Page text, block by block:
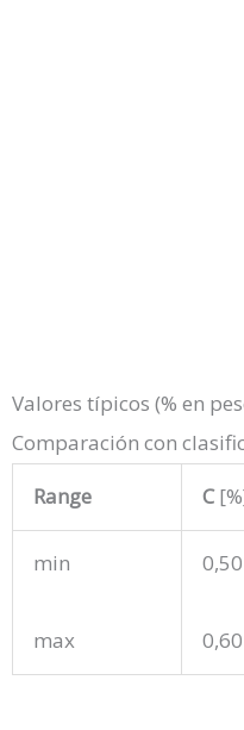
Valores típicos (% en
Comparación con
Range
C
min
max
0,50
0,60